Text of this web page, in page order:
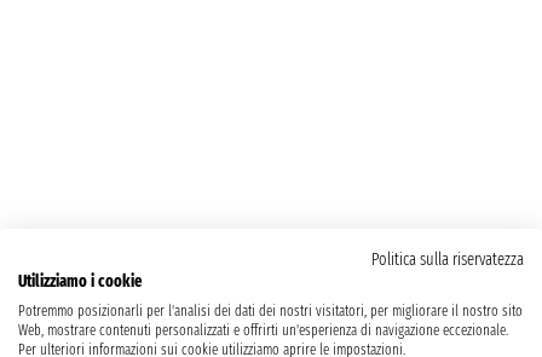
Politica sulla riservatezza
Utilizziamo i cookie
Potremmo posizionarli per l'analisi dei dati dei nostri visitatori, per migliorare il nostro sito
Web, mostrare contenuti personalizzati e offrirti un'esperienza di navigazione eccezionale.
Per ulteriori informazioni sui cookie utilizziamo aprire le impostazioni.